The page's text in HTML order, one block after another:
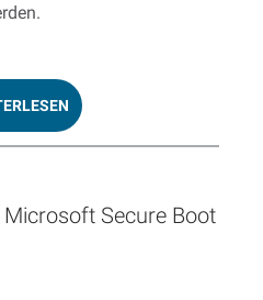
Secure Boot